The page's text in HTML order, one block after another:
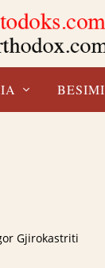
BESIMI
Gjirokastriti